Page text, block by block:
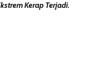
Kerap Terjadi.